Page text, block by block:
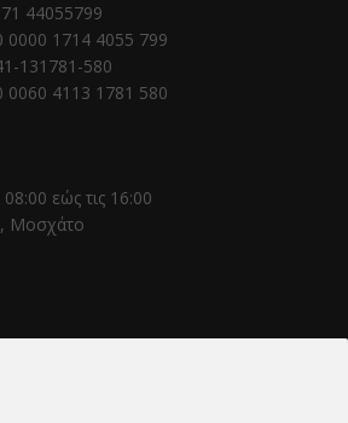
44055799
0000 1714 4055 799
131781-580
0060 4113 1781 580
εώς τις 16:00
Μοσχάτο